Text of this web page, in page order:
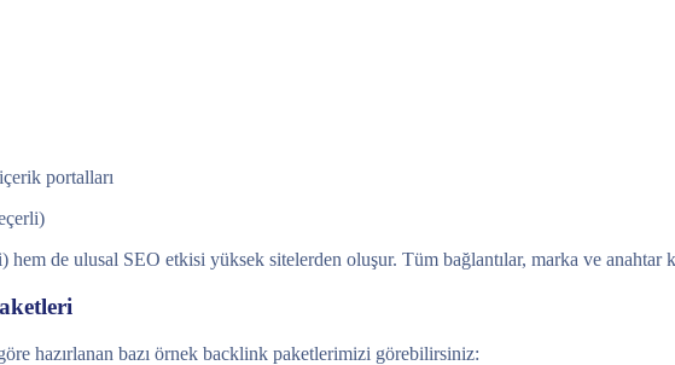
portalları
hem de ulusal SEO etkisi yüksek sitelerden oluşur. Tüm bağlantılar, marka ve anahtar
hazırlanan bazı örnek backlink paketlerimizi görebilirsiniz: